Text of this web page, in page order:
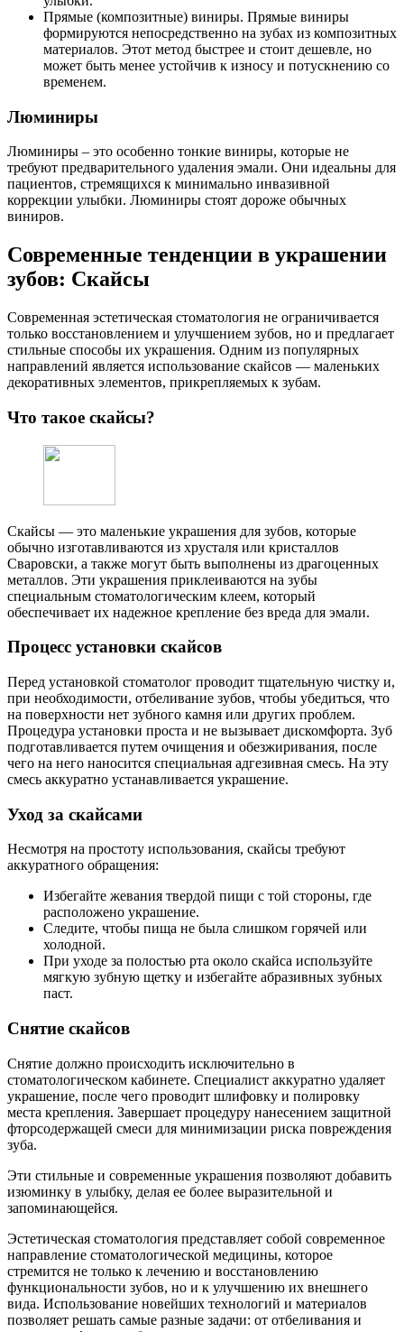
Прямые (композитные) виниры. Прямые виниры
формируются непосредственно на зубах из композитных
материалов. Этот метод быстрее и стоит дешевле, но
может быть менее устойчив к износу и потускнению со
временем.
Люминиры
Люминиры – это особенно тонкие виниры, которые не
требуют предварительного удаления эмали. Они идеальны для
пациентов, стремящихся к минимально инвазивной
коррекции улыбки. Люминиры стоят дороже обычных
виниров.
Современные тенденции в украшении
зубов: Скайсы
Современная эстетическая стоматология не ограничивается
только восстановлением и улучшением зубов, но и предлагает
стильные способы их украшения. Одним из популярных
направлений является использование скайсов — маленьких
декоративных элементов, прикрепляемых к зубам.
Что такое скайсы?
Скайсы — это маленькие украшения для зубов, которые
обычно изготавливаются из хрусталя или кристаллов
Сваровски, а также могут быть выполнены из драгоценных
металлов. Эти украшения приклеиваются на зубы
специальным стоматологическим клеем, который
обеспечивает их надежное крепление без вреда для эмали.
Процесс установки скайсов
Перед установкой стоматолог проводит тщательную чистку и,
при необходимости, отбеливание зубов, чтобы убедиться, что
на поверхности нет зубного камня или других проблем.
Процедура установки проста и не вызывает дискомфорта. Зуб
подготавливается путем очищения и обезжиривания, после
чего на него наносится специальная адгезивная смесь. На эту
смесь аккуратно устанавливается украшение.
Уход за скайсами
Несмотря на простоту использования, скайсы требуют
аккуратного обращения:
Избегайте жевания твердой пищи с той стороны, где
расположено украшение.
Следите, чтобы пища не была слишком горячей или
холодной.
При уходе за полостью рта около скайса используйте
мягкую зубную щетку и избегайте абразивных зубных
паст.
Снятие скайсов
Снятие должно происходить исключительно в
стоматологическом кабинете. Специалист аккуратно удаляет
украшение, после чего проводит шлифовку и полировку
места крепления. Завершает процедуру нанесением защитной
фторсодержащей смеси для минимизации риска повреждения
зуба.
Эти стильные и современные украшения позволяют добавить
изюминку в улыбку, делая ее более выразительной и
запоминающейся.
Эстетическая стоматология представляет собой современное
направление стоматологической медицины, которое
стремится не только к лечению и восстановлению
функциональности зубов, но и к улучшению их внешнего
вида. Использование новейших технологий и материалов
позволяет решать самые разные задачи: от отбеливания и